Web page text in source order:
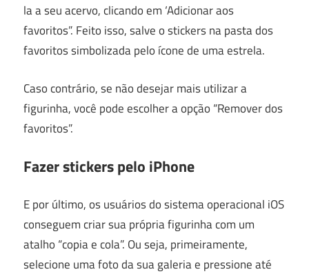
la a seu acervo, clicando em ‘Adicionar aos
favoritos”. Feito isso, salve o stickers na pasta dos
favoritos simbolizada pelo ícone de uma estrela.
Caso contrário, se não desejar mais utilizar a
figurinha, você pode escolher a opção “Remover dos
favoritos”.
Fazer stickers pelo iPhone
E por último, os usuários do sistema operacional iOS
conseguem criar sua própria figurinha com um
atalho “copia e cola”. Ou seja, primeiramente,
selecione uma foto da sua galeria e pressione até